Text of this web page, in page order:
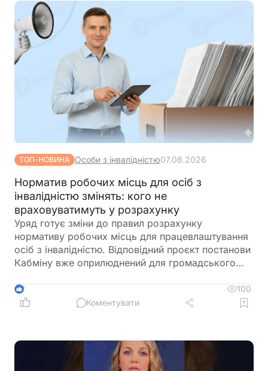
ТОП-НОВИНА Особи з інвалідністю07.08.2026
Норматив робочих місць для осіб з
інвалідністю змінять: кого не
враховуватимуть у розрахунку
Уряд готує зміни до правил розрахунку
нормативу робочих місць для працевлаштування
осіб з інвалідністю. Відповідний проєкт постанови
Кабміну вже оприлюднений для громадського
окремі штатні одиниці під час визначення
середньооблікової чисельності працівників.
активних бойових дій
2
100
Коментувати